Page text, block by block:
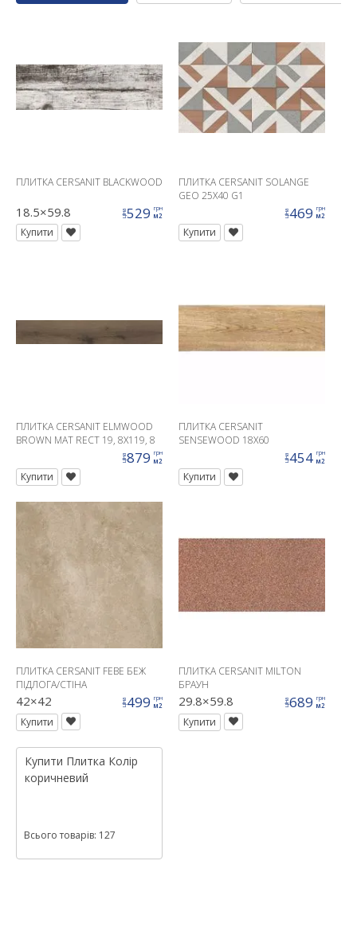
ПЛИТКА CERSANIT BLACKWOOD
18.5×59.8 ціна529 грн
м2
Купити
ПЛИТКА CERSANIT SOLANGE
GEO 25X40 G1
ціна469 грн
м2
Купити
ПЛИТКА CERSANIT ELMWOOD
BROWN MAT RECT 19, 8X119, 8
ціна879 грн
м2
Купити
ПЛИТКА CERSANIT
SENSEWOOD 18X60
ціна454 грн
м2
Купити
ПЛИТКА CERSANIT FEBE БЕЖ
ПІДЛОГА/СТІНА
42×42 ціна499 грн
м2
Купити
ПЛИТКА CERSANIT MILTON
БРАУН
29.8×59.8 ціна689 грн
м2
Купити
Купити Плитка Колір
коричневий
Всього товарів: 127